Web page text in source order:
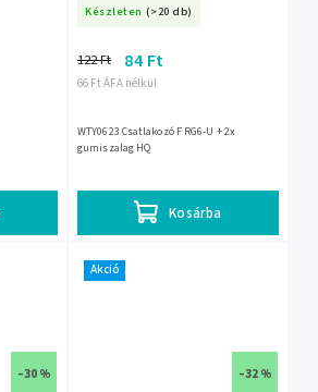
Készleten (>20 db)
66 Ft ÁFA nélkül
122 Ft 84 Ft
Kosárba
WTY0623 Csatlakozó F RG6-U + 2x
gumiszalag HQ
–30 %
Akció
–32 %